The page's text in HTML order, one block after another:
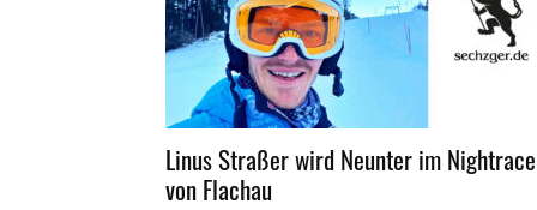
Linus Straßer wird Neunter im Nightrace
von Flachau